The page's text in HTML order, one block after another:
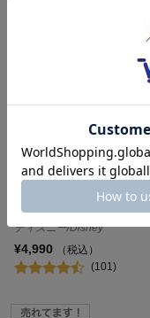
レディース肌側綿フリー
ニックパジャマ(選べる
ディズニー/Disney
¥4,990
（税込）
(101)